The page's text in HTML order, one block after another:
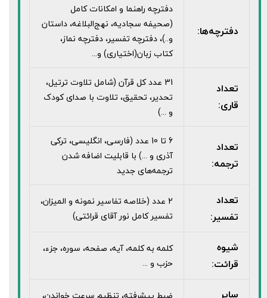
دفترچه‌ها:
دفترچه راهنما و امکانات کامل
(صحیفه سجادیه، نهج‌البلاغه، داستان
و..)، دفترچه تفسیر، دفترچه نماز،
کتاب زبان(اختیاری) و...
تعداد
قاری:
31 عدد کل قرآن (شامل تلاوت ترتیل،
تحدیر، تحقیق، تلاوت با صدای کودک
و ...)
تعداد
ترجمه:
6 تا 10 عدد (فارسی، انگلیسی، ترکی
آذری و ...) با قابلیت اضافه شدن
ترجمه‌های جدید
تعداد
تفسیر:
2 عدد (خلاصه تفاسیر نمونه و المیزان،
تفسیر کامل نور آقای قرائتی)
شیوه
قرائت:
کلمه به کلمه، آیه، صفحه، سوره، جزء،
حزب و ...
سایر